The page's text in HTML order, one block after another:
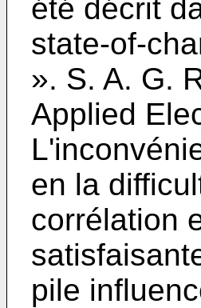
été décrit
state-of-
». S. A. G.
Applied
en la
corrélation
pile